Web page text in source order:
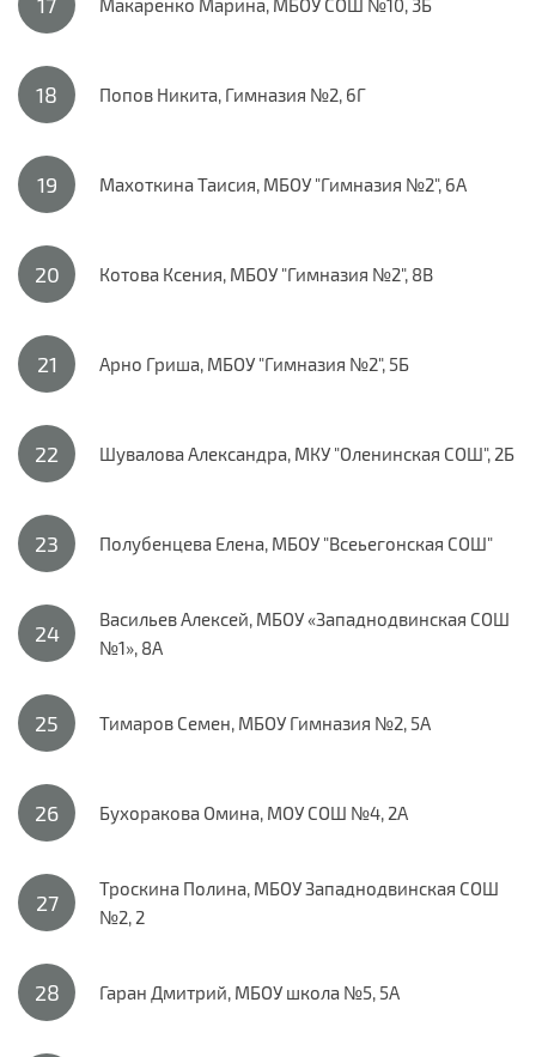
Макаренко Марина, МБОУ СОШ №10, 3Б
Попов Никита, Гимназия №2, 6Г
Махоткина Таисия, МБОУ "Гимназия №2", 6А
Котова Ксения, МБОУ "Гимназия №2", 8В
Арно Гриша, МБОУ "Гимназия №2", 5Б
Шувалова Александра, МКУ "Оленинская СОШ", 2Б
Полубенцева Елена, МБОУ "Всеьегонская СОШ"
Васильев Алексей, МБОУ «Западнодвинская СОШ
№1», 8А
Тимаров Семен, МБОУ Гимназия №2, 5А
Бухоракова Омина, МОУ СОШ №4, 2А
Троскина Полина, МБОУ Западнодвинская СОШ
№2, 2
Гаран Дмитрий, МБОУ школа №5, 5А